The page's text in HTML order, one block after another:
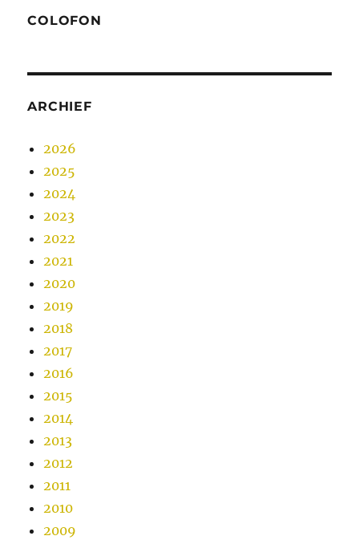
COLOFON
ARCHIEF
2026
2025
2024
2023
2022
2021
2020
2019
2018
2017
2016
2015
2014
2013
2012
2011
2010
2009